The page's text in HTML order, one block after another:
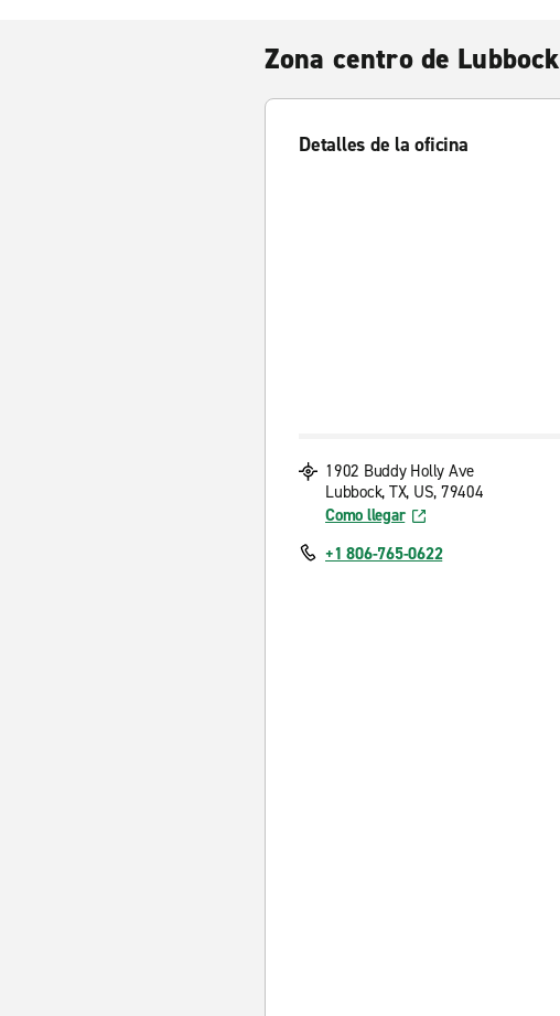
Zona centro de Lubbock
Detalles de la oficina
1902 Buddy Holly Ave
Lubbock, TX, US, 79404
Como llegar
+1 806-765-0622